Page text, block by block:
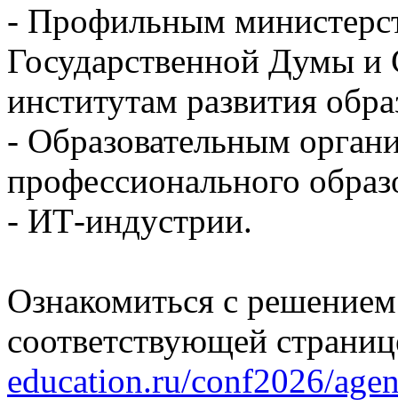
- Профильным
Государственной Думы
институтам развития
- Образовательным
профессионального
- ИТ-индустрии.
Ознакомиться с
соответствующей
education.ru/conf2026/